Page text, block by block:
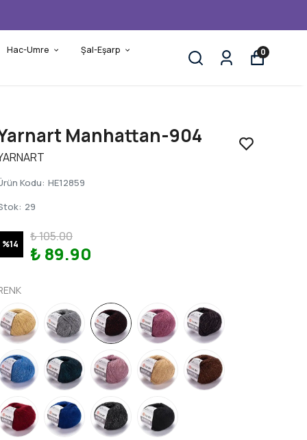
Hac-Umre
Şal-Eşarp
0
Manhattan-904
Kodu: HE12859
: 29
%14
₺ 105.00
₺ 89.90